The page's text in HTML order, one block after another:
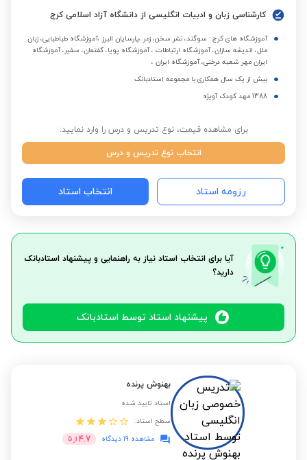
کارشناسی زبان و ادبیات انگلیسی از دانشگاه آزاد اسلامی کرج
آموزشگاه های کرج : سوگند، نشر سخن، زمر ،پارسایان البرز ،آموزشگاه طباطبایی، زبان
ملل، اندیشه سازان، آموزشگاه ارتباطات ، آموزشگاه پویا، گفتمان، سفیر، آموزشگاه
ایران مهر شعبه درختی، آموزشگاه ایران ،
بیش از یک سال همکاری با مجموعه استادبانک
1388 مهد کودک آویژه
برای مشاهده قیمت، نوع تدریس و درس را وارد نمایید:
انتخاب نوع تدریس و درس
رزومه استاد انتخاب استاد
آیا برای انتخاب استاد نیاز به راهنمایی و پیشنهاد استادبانک
دارید؟
پیشنهاد استاد توسط استادبانک
بهنوش پرنده
استاد تایید شده
سطح استاد:
مشاهده 19 دیدگاه
4.7 از 5